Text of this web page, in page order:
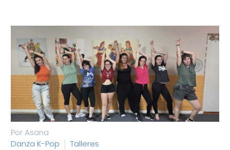
Por Asana
Danza K-Pop
Talleres